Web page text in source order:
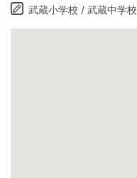
武蔵小学校 / 武蔵中学校